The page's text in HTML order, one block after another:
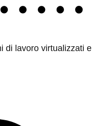
di lavoro virtualizzati e